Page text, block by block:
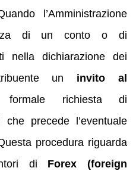
l’Amministrazione
di un conto o di
nella dichiarazione dei
un invito al
richiesta di
precede l’eventuale
procedura riguarda
di Forex (foreign